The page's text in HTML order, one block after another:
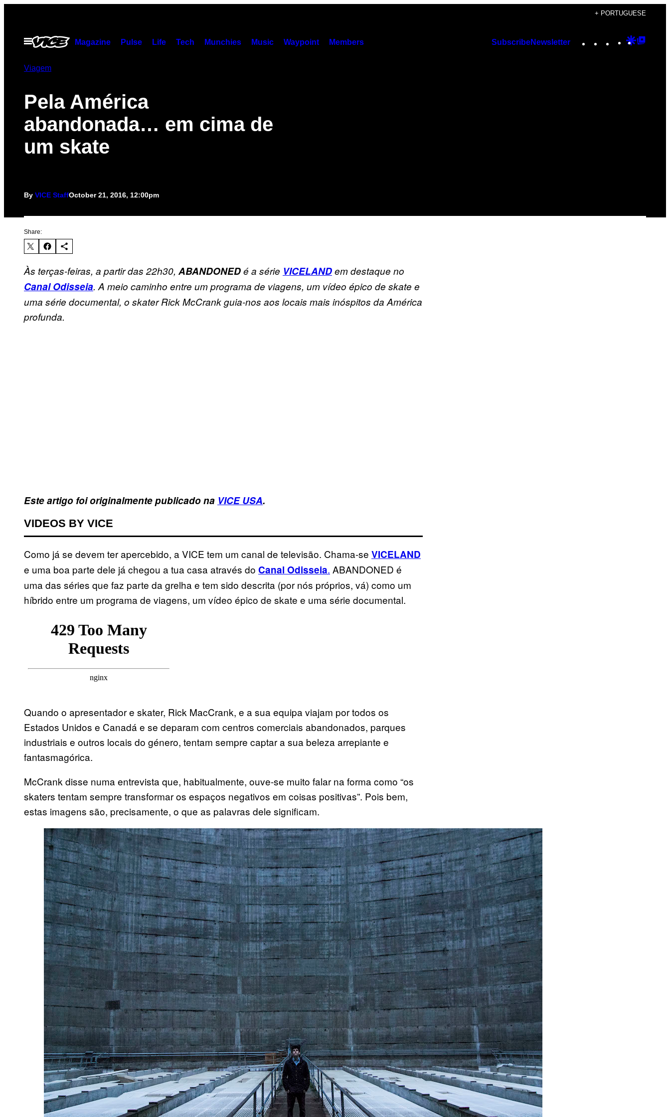
content
+ PORTUGUESE
Open
Menu
Magazine Pulse Life Tech Munchies Music Waypoint Members SubscribeNewsletter Instagram
TikTok
YouTube
Google
Viagem
Pela América
abandonada… em cima de
um skate
By VICE StaffOctober 21, 2016, 12:00pm
Share:
Às terças-feiras, a partir das 22h30, ABANDONEDé a série VICELANDem destaque no
Canal Odisseia. A meio caminho entre um programa de viagens, um vídeo épico de skate e
uma série documental, o skater Rick McCrank guia-nos aos locais mais inóspitos da América
profunda.
Este artigo foi originalmente publicado na VICE USA.
VIDEOS BY VICE
Como já se devem ter apercebido, a VICE tem um canal de televisão. Chama-se VICELAND
e uma boa parte dele já chegou a tua casa através do Canal Odisseia. ABANDONED é
uma das séries que faz parte da grelha e tem sido descrita (por nós próprios, vá) como um
híbrido entre um programa de viagens, um vídeo épico de skate e uma série documental.
Quando o apresentador e skater, Rick MacCrank, e a sua equipa viajam por todos os
Estados Unidos e Canadá e se deparam com centros comerciais abandonados, parques
industriais e outros locais do género, tentam sempre captar a sua beleza arrepiante e
fantasmagórica.
McCrank disse numa entrevista que, habitualmente, ouve-se muito falar na forma como “os
skaters tentam sempre transformar os espaços negativos em coisas positivas”. Pois bem,
estas imagens são, precisamente, o que as palavras dele significam.